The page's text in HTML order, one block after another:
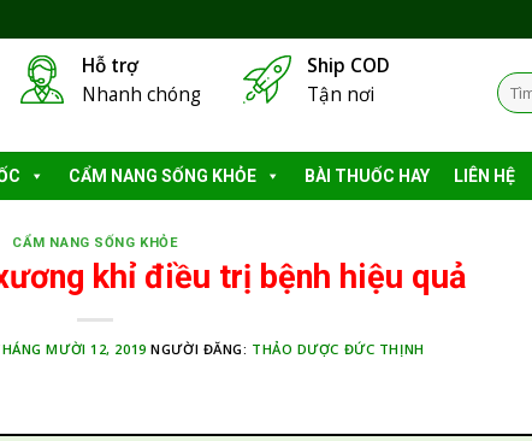
Hỗ trợ
Nhanh chóng
Ship COD
Tận nơi
Tìm
kiếm:
CẨM NANG SỐNG KHỎE BÀI THUỐC HAY LIÊN HỆ
CẨM NANG SỐNG KHỎE
khỉ điều trị bệnh hiệu quả
MƯỜI 12, 2019 NGƯỜI ĐĂNG: THẢO DƯỢC ĐỨC THỊNH